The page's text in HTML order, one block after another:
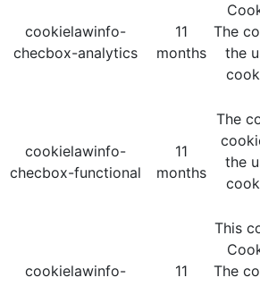
cookielawinfo-
checbox-analytics
11
months
The
the
cookielawinfo-
checbox-functional
11
months
The
the
cookielawinfo-
11
This
The